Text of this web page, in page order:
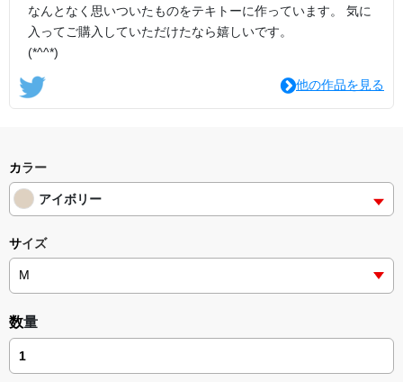
なんとなく思いついたものをテキトーに作っています。 気に
入ってご購入していただけたなら嬉しいです。
(*^^*)
他の作品を見る
カラー
アイボリー
サイズ
数量